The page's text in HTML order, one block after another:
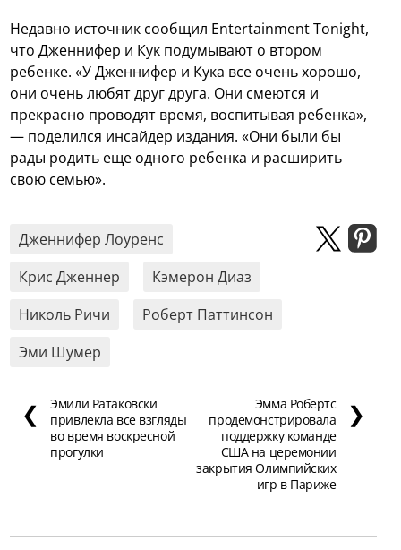
Недавно источник сообщил Entertainment Tonight,
что Дженнифер и Кук подумывают о втором
ребенке. «У Дженнифер и Кука все очень хорошо,
они очень любят друг друга. Они смеются и
прекрасно проводят время, воспитывая ребенка»,
— поделился инсайдер издания. «Они были бы
рады родить еще одного ребенка и расширить
свою семью».
Дженнифер Лоуренс
Крис Дженнер
Кэмерон Диаз
Николь Ричи
Роберт Паттинсон
Эми Шумер
❮
Эмили Ратаковски
привлекла все взгляды
во время воскресной
прогулки
Эмма Робертс
продемонстрировала
поддержку команде
США на церемонии
закрытия Олимпийских
игр в Париже
❯